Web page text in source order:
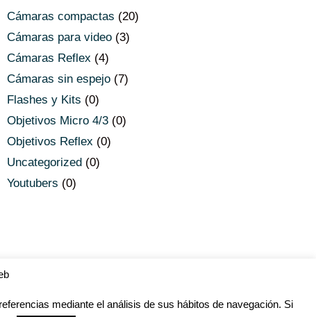
Cámaras compactas (20)
Cámaras para video (3)
Cámaras Reflex (4)
Cámaras sin espejo (7)
Flashes y Kits (0)
Objetivos Micro 4/3 (0)
Objetivos Reflex (0)
Uncategorized (0)
Youtubers (0)
mediante el análisis de sus hábitos de navegación. Si